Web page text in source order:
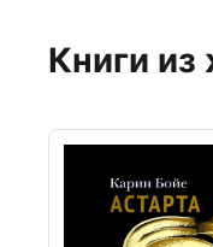
Книги из